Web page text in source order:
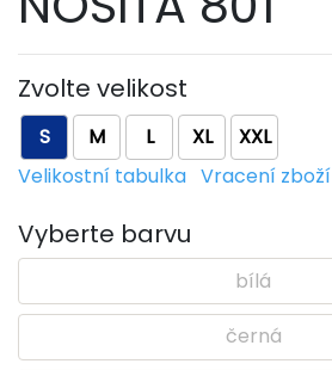
Zvolte velikost
S M L XL
XXL
Velikostní tabulka Vracení zboží
Vyberte barvu
bílá
černá